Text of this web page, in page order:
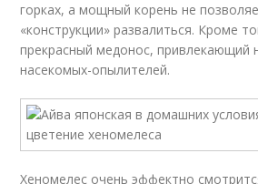
горках, а мощный корень не
«конструкции» развалиться. Кроме
прекрасный медонос, привлекающий
насекомых-опылителей.
Хеномелес очень эффектно